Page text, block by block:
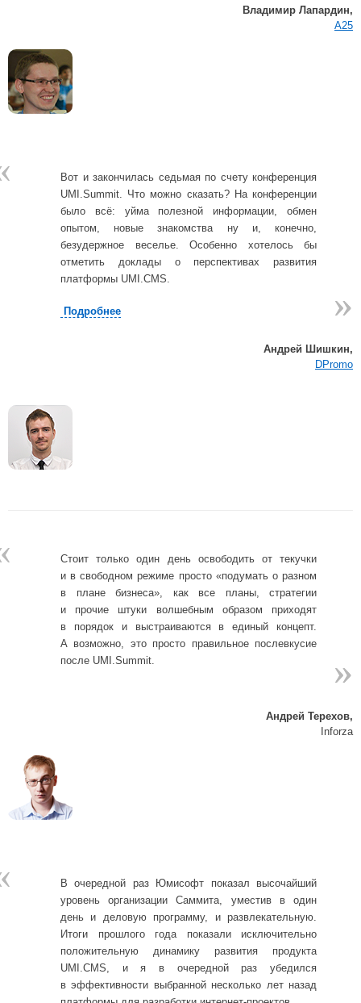
Владимир Лапардин,
А25
Вот и закончилась седьмая по счету конференция
UMI.Summit. Что можно сказать? На конференции
было всё: уйма полезной информации, обмен
опытом, новые знакомства ну и, конечно,
безудержное веселье. Особенно хотелось бы
отметить доклады о перспективах развития
платформы UMI.CMS.
Подробнее »
»
Андрей Шишкин,
DPromo
Стоит только один день освободить от текучки
и в свободном режиме просто «подумать о разном
в плане бизнеса», как все планы, стратегии
и прочие штуки волшебным образом приходят
в порядок и выстраиваются в единый концепт.
А возможно, это просто правильное послевкусие
после UMI.Summit.
»
»
Андрей Терехов,
Inforza
В очередной раз Юмисофт показал высочайший
уровень организации Саммита, уместив в один
день и деловую программу, и развлекательную.
Итоги прошлого года показали исключительно
положительную динамику развития продукта
UMI.CMS, и я в очередной раз убедился
в эффективности выбранной несколько лет назад